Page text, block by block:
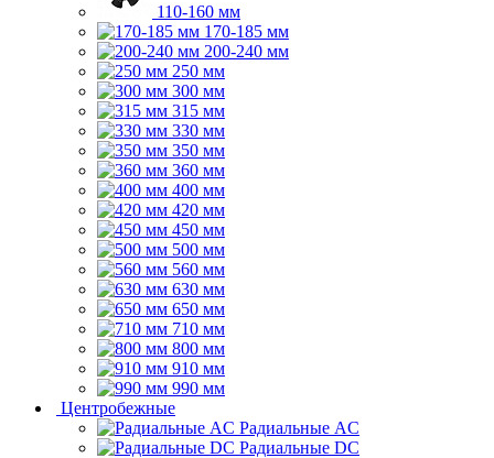
110-160 мм
170-185 мм
200-240 мм
250 мм
300 мм
315 мм
330 мм
350 мм
360 мм
400 мм
420 мм
450 мм
500 мм
560 мм
630 мм
650 мм
710 мм
800 мм
910 мм
990 мм
Центробежные
Радиальные AC
Радиальные DC